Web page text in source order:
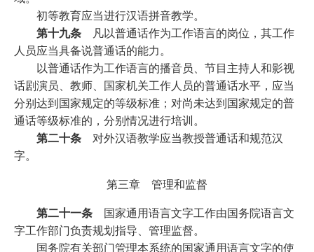
初等教育应当进行汉语拼音教学。
第十九条 凡以普通话作为工作语言的岗位，其工作
人员应当具备说普通话的能力。
以普通话作为工作语言的播音员、节目主持人和影视
话剧演员、教师、国家机关工作人员的普通话水平，应当
分别达到国家规定的等级标准；对尚未达到国家规定的普
通话等级标准的，分别情况进行培训。
第二十条 对外汉语教学应当教授普通话和规范汉
字。
第三章 管理和监督
第二十一条 国家通用语言文字工作由国务院语言文
字工作部门负责规划指导、管理监督。
国务院有关部门管理本系统的国家通用语言文字的使